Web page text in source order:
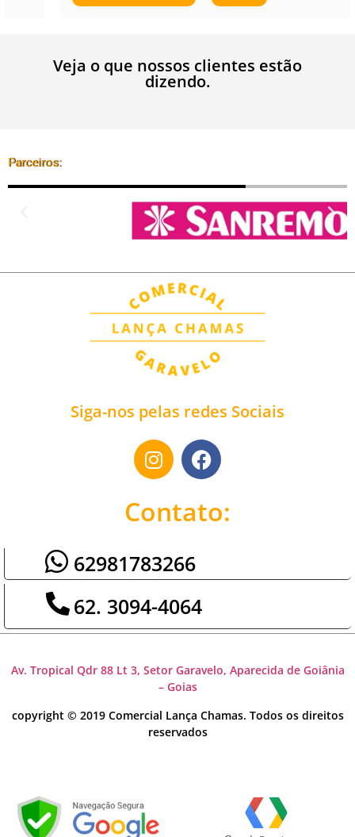
Veja o que nossos clientes estão
dizendo.
Parceiros:
Siga-nos pelas redes Sociais
Contato:
62981783266
62. 3094-4064
Av. Tropical Qdr 88 Lt 3, Setor Garavelo, Aparecida de Goiânia
– Goias
copyright © 2019 Comercial Lança Chamas. Todos os direitos
reservados